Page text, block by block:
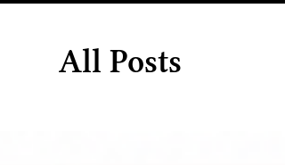
All Posts